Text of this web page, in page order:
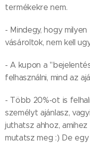
termékekre nem.
- Mindegy, hogy
vásároltok, nem kell
- A kupon a
felhasználni, mind az
- Több 20%-ot is
személyt ajánlasz,
juthatsz ahhoz,
mutatsz meg :) De